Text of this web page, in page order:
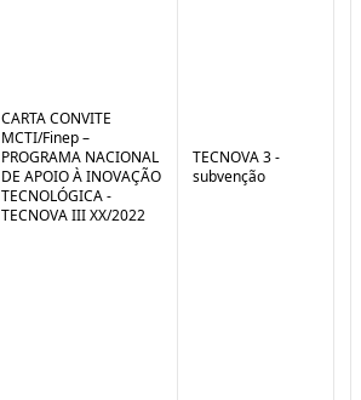
CARTA CONVITE
MCTI/Finep –
PROGRAMA NACIONAL
DE APOIO À INOVAÇÃO
TECNOLÓGICA -
TECNOVA III XX/2022
TECNOVA 3 -
subvenção